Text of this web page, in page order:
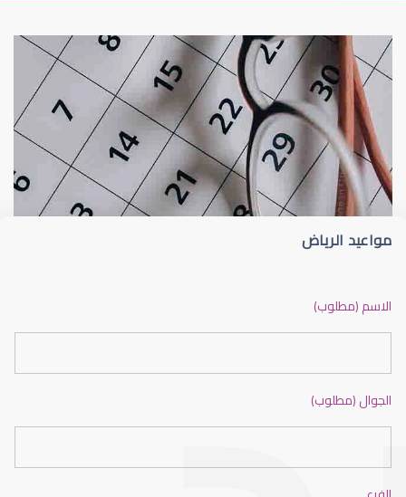
قلوبال لرعاية العين ضعف نظر
ضعف نظر الاطفال
مواعيد الرياض
الاسم (مطلوب)
الجوال (مطلوب)